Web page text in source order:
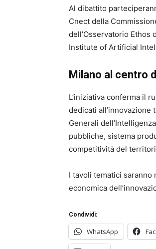
Al dibattito
Cnect della
dell’Osservatorio Ethos
Institute of Artificial
Milano al centro
L’iniziativa conferma il
dedicati
Generali
pubbliche, sistema
competitività del
I tavoli tematici
economica
Condividi:
WhatsApp